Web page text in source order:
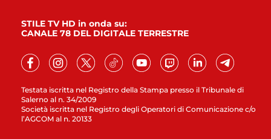
Testata iscritta nel Registro della Stampa presso il Tribunale di
Salerno al n. 34/2009
Società iscritta nel Registro degli Operatori di Comunicazione c/o
l’AGCOM al n. 20133
STILE TV HD in onda su:
CANALE 78 DEL DIGITALE TERRESTRE